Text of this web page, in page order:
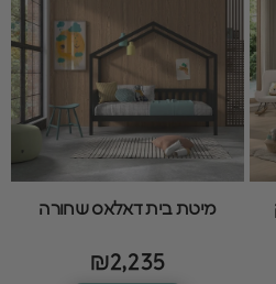
מיטת בית דאלאס שחורה
₪2,235